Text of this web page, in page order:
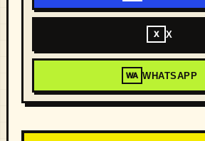
X X
WA WHATSAPP